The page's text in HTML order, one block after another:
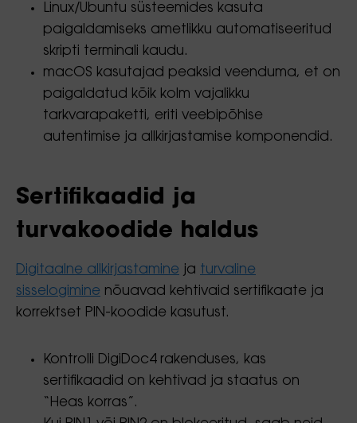
Linux/Ubuntu süsteemides kasuta
paigaldamiseks ametlikku automatiseeritud
skripti terminali kaudu.
macOS kasutajad peaksid veenduma, et on
paigaldatud kõik kolm vajalikku
tarkvarapaketti, eriti veebipõhise
autentimise ja allkirjastamise komponendid.
Sertifikaadid ja
turvakoodide haldus
Digitaalne allkirjastamine ja turvaline
sisselogimine nõuavad kehtivaid sertifikaate ja
korrektset PIN-koodide kasutust.
Kontrolli DigiDoc4 rakenduses, kas
sertifikaadid on kehtivad ja staatus on
“Heas korras”.